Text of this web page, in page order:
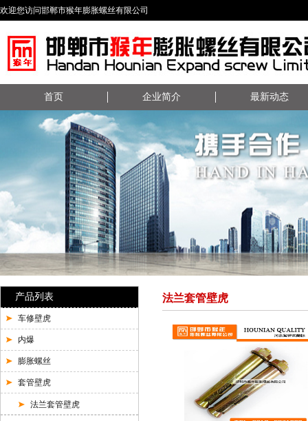
欢迎您访问邯郸市猴年膨胀螺丝有限公司
首页 企业简介 最新动态
产品列表
车修壁虎
内爆
膨胀螺丝
套管壁虎
法兰套管壁虎
法兰套管壁虎